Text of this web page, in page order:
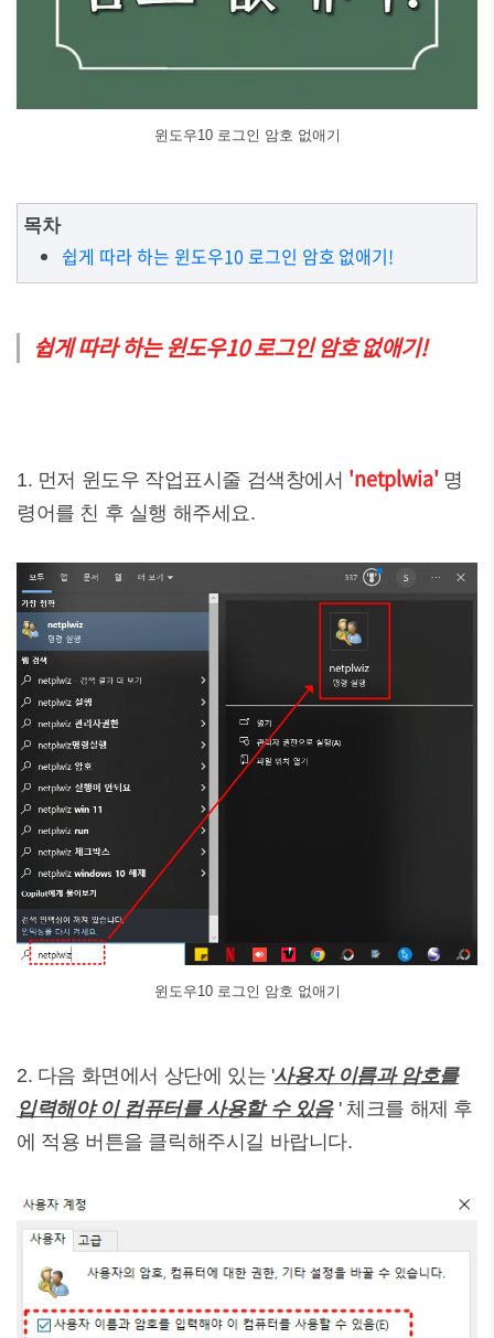
윈도우10 로그인 암호 없애기
목차
쉽게 따라 하는 윈도우10 로그인 암호 없애기!
쉽게 따라 하는 윈도우10 로그인 암호 없애기!
1. 먼저 윈도우 작업표시줄 검색창에서 'netplwia' 명
령어를 친 후 실행 해주세요.
윈도우10 로그인 암호 없애기
2. 다음 화면에서 상단에 있는 '사용자 이름과 암호를
입력해야 이 컴퓨터를 사용할 수 있음 ' 체크를 해제 후
에 적용 버튼을 클릭해주시길 바랍니다.